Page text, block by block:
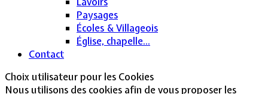
Paysages
Écoles & Villageois
Église, chapelle...
Contact
Choix utilisateur pour les Cookies
Nous utilisons des cookies afin de vous proposer les